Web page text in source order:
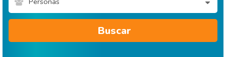
Buscar